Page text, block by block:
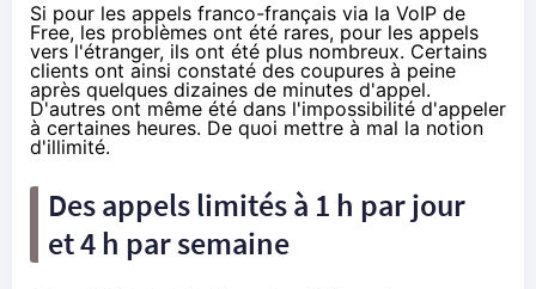
Si pour les appels franco-français via la VoIP de
Free, les problèmes ont été rares, pour les appels
vers l'étranger, ils ont été plus nombreux. Certains
clients ont ainsi constaté des coupures à peine
après quelques dizaines de minutes d'appel.
D'autres ont même été dans l'impossibilité d'appeler
à certaines heures. De quoi mettre à mal la notion
d'illimité.
Des appels limités à 1 h par jour
et 4 h par semaine